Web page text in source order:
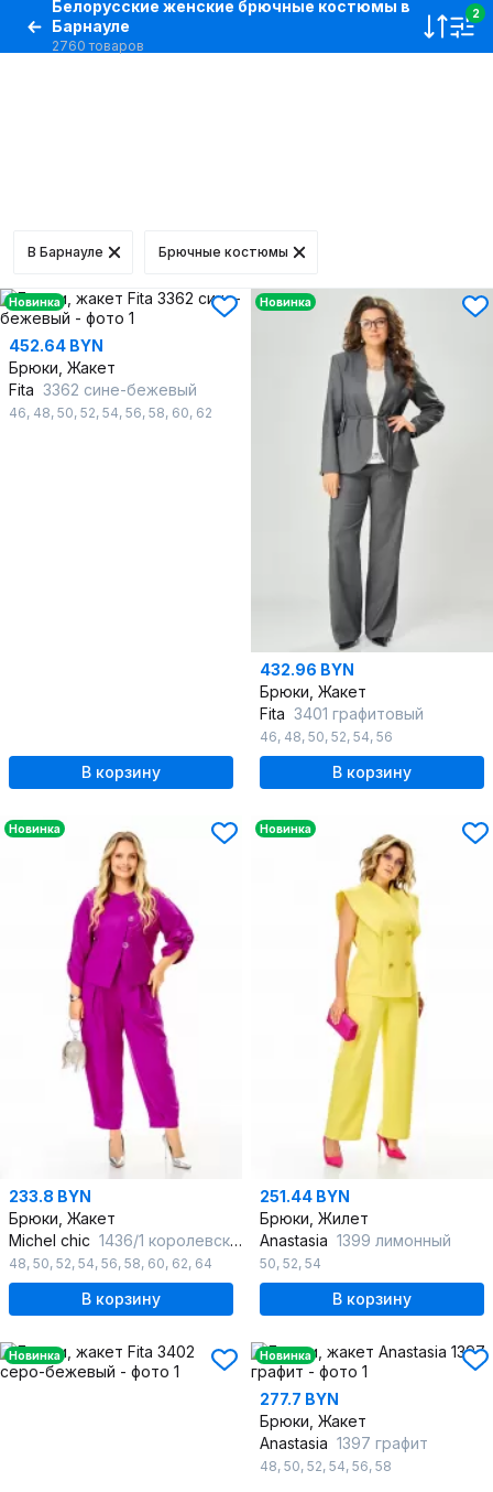
Белорусские женские брючные костюмы в
Барнауле
2760 товаров
2
В Барнауле Брючные костюмы
Новинка
452.64 BYN
Брюки, Жакет
Fita 3362 сине-бежевый
46, 48, 50, 52, 54, 56, 58, 60, 62
В корзину
Новинка
432.96 BYN
Брюки, Жакет
Fita 3401 графитовый
46, 48, 50, 52, 54, 56
В корзину
Новинка
233.8 BYN
Брюки, Жакет
Michel chic 1436/1 королевский_пурпур
48, 50, 52, 54, 56, 58, 60, 62, 64
В корзину
Новинка
251.44 BYN
Брюки, Жилет
Anastasia 1399 лимонный
50, 52, 54
В корзину
Новинка Новинка
277.7 BYN
Брюки, Жакет
Anastasia 1397 графит
48, 50, 52, 54, 56, 58